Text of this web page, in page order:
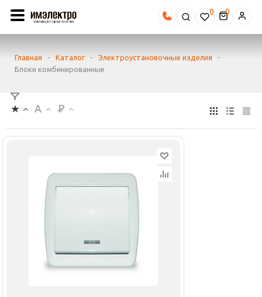
0
Главная - Каталог - Электроустановочные изделия
-
Блоки комбинированные